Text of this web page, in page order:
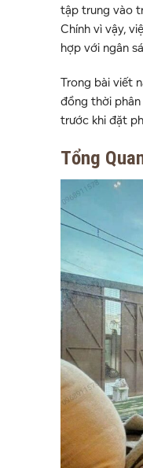
tập trung vào
Chính vì vậy,
hợp với ngân
Trong bài viết
đồng thời
trước khi đặt
Tổng